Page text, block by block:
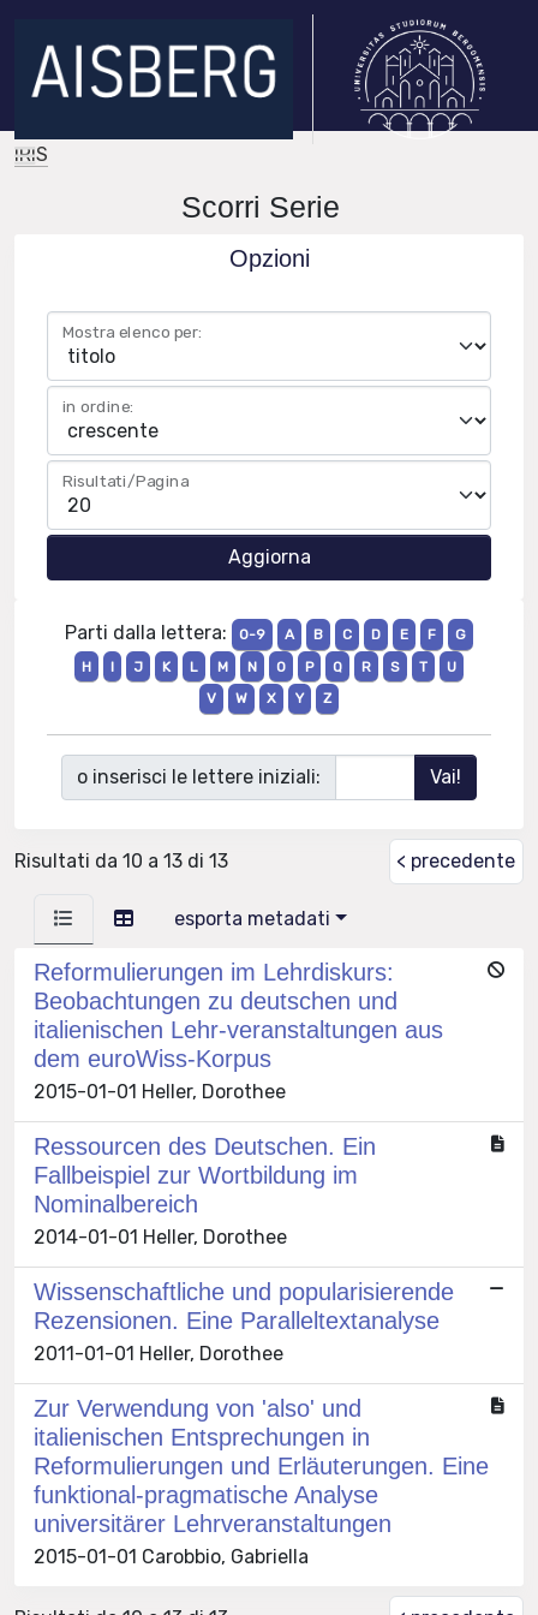
IRIS
Scorri Serie
Opzioni
Mostra elenco per:
in ordine:
Risultati/Pagina
Parti dalla lettera: 0-9 A B C D E F
G
H
I J K L M N O P Q R S T
U
V
W X Y Z
o inserisci le lettere iniziali:
Risultati da 10 a 13 di 13 < precedente
esporta metadati
Reformulierungen im Lehrdiskurs:
Beobachtungen zu deutschen und
italienischen Lehr-veranstaltungen aus
dem euroWiss-Korpus
2015-01-01 Heller, Dorothee
Ressourcen des Deutschen. Ein
Fallbeispiel zur Wortbildung im
Nominalbereich
2014-01-01 Heller, Dorothee
Wissenschaftliche und popularisierende
Rezensionen. Eine Paralleltextanalyse
2011-01-01 Heller, Dorothee
Zur Verwendung von 'also' und
italienischen Entsprechungen in
Reformulierungen und Erläuterungen. Eine
funktional-pragmatische Analyse
universitärer Lehrveranstaltungen
2015-01-01 Carobbio, Gabriella